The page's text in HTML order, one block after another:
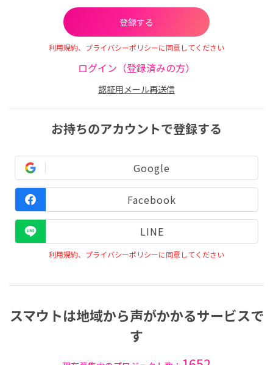
利用規約、プライバシーポリシーに同意してください
ログイン（登録済みの方）
認証用メール再送信
お持ちのアカウントで登録する
Google
Facebook
LINE
利用規約、プライバシーポリシーに同意してください
スマウトは地域から声がかかるサービスで
す